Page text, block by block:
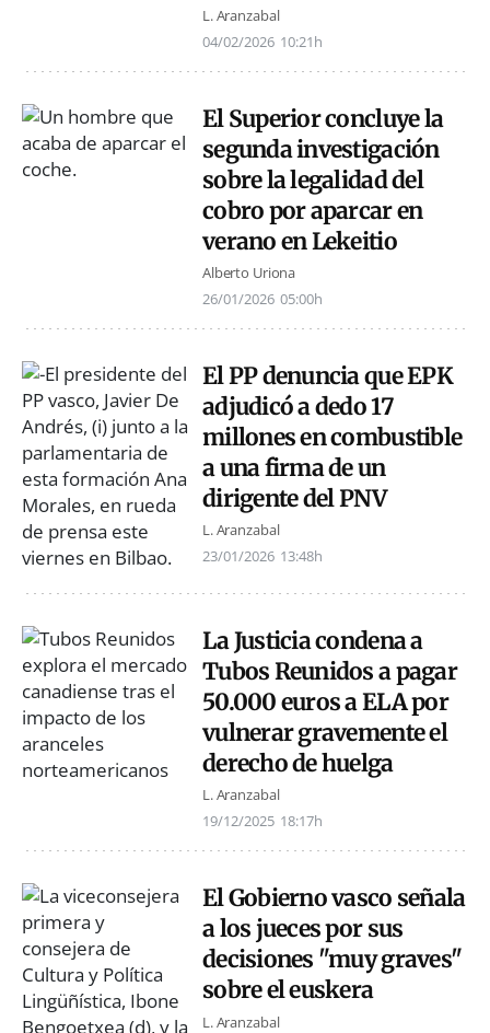
L. Aranzabal
04/02/2026 10:21h
El Superior concluye la
segunda investigación
sobre la legalidad del
cobro por aparcar en
verano en Lekeitio
Alberto Uriona
26/01/2026 05:00h
El PP denuncia que EPK
adjudicó a dedo 17
millones en combustible
a una firma de un
dirigente del PNV
L. Aranzabal
23/01/2026 13:48h
La Justicia condena a
Tubos Reunidos a pagar
50.000 euros a ELA por
vulnerar gravemente el
derecho de huelga
L. Aranzabal
19/12/2025 18:17h
El Gobierno vasco señala
a los jueces por sus
decisiones "muy graves"
sobre el euskera
L. Aranzabal